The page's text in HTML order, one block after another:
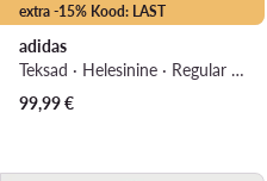
extra -15% Kood: LAST
adidas
Teksad · Helesinine · Regular Fit
99,99€